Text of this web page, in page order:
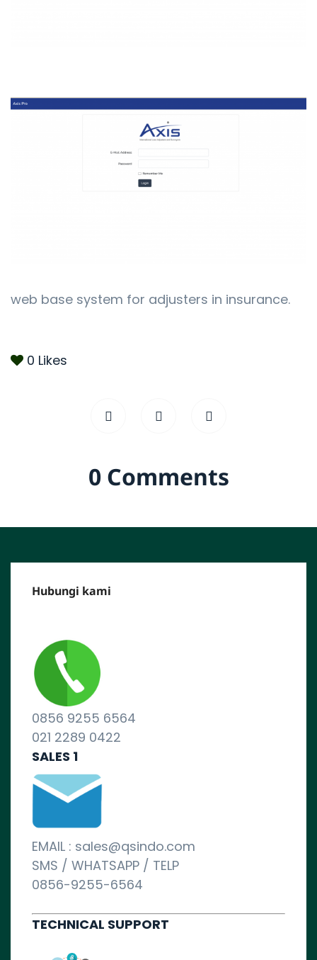
web base system for adjusters in insurance.
0 Likes
0 Comments
Hubungi kami
0856 9255 6564
021 2289 0422
SALES 1
EMAIL : sales@qsindo.com
SMS / WHATSAPP / TELP
0856-9255-6564
TECHNICAL SUPPORT